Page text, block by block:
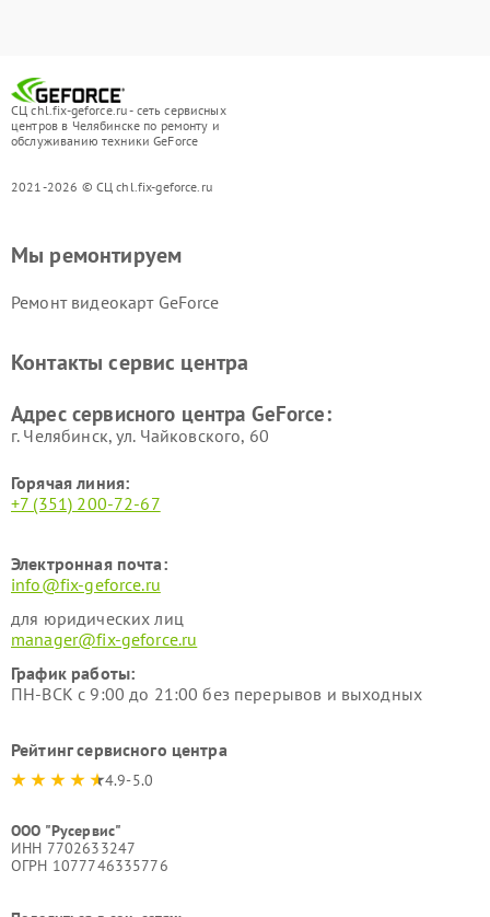
СЦ chl.fix-geforce.ru - сеть сервисных
центров в Челябинске по ремонту и
обслуживанию техники GeForce
2021-2026 © СЦ chl.fix-geforce.ru
Мы ремонтируем
Ремонт видеокарт GeForce
Контакты сервис центра
Адрес сервисного центра GeForce:
г. Челябинск, ул. Чайковского, 60
Горячая линия:
+7 (351) 200-72-67
Электронная почта:
info@fix-geforce.ru
для юридических лиц
manager@fix-geforce.ru
График работы:
ПН-ВСК с 9:00 до 21:00 без перерывов и выходных
Рейтинг сервисного центра
4.9-5.0
ООО "Русервис"
ИНН 7702633247
ОГРН 1077746335776